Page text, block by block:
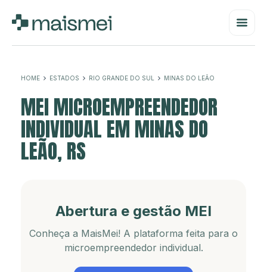
HOME ESTADOS RIO GRANDE DO SUL MINAS DO LEÃO
MEI MICROEMPREENDEDOR
INDIVIDUAL EM MINAS DO
LEÃO, RS
Abertura e gestão MEI
Conheça a MaisMei! A plataforma feita para o
microempreendedor individual.